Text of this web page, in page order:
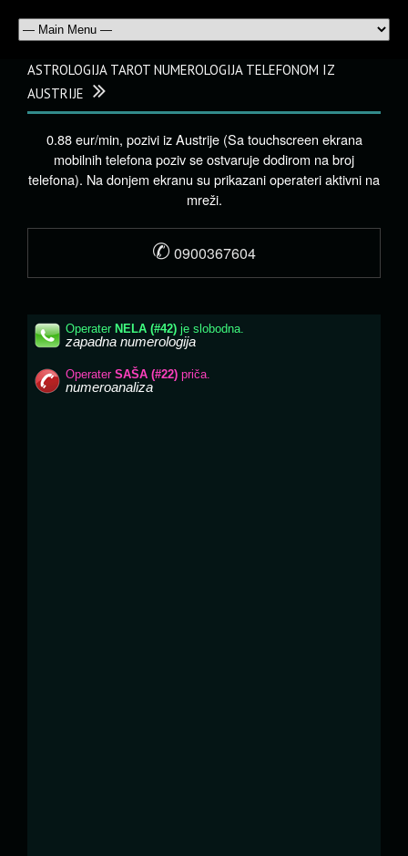
ASTROLOGIJA TAROT NUMEROLOGIJA TELEFONOM IZ
AUSTRIJE
0.88 eur/min, pozivi iz Austrije (Sa touchscreen ekrana
mobilnih telefona poziv se ostvaruje dodirom na broj
telefona). Na donjem ekranu su prikazani operateri aktivni na
mreži.
✆ 0900367604